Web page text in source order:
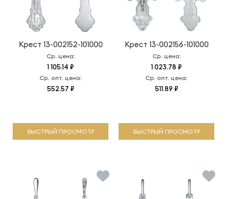
Крест 13-002152-101000
Ср. цена:
1 105.14 ₽
Ср. опт. цена:
552.57 ₽
БЫСТРЫЙ ПРОСМОТР
Крест 13-002156-101000
Ср. цена:
1 023.78 ₽
Ср. опт. цена:
511.89 ₽
БЫСТРЫЙ ПРОСМОТР